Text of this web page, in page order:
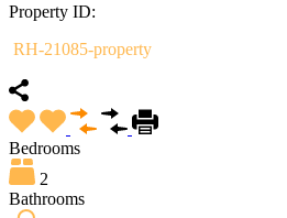
Property ID:
RH-21085-property
Bedrooms
2
Bathrooms